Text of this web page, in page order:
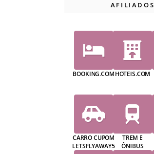
AFILIADOS
BOOKING.COMHOTEIS.COM
CARRO CUPOM
LETSFLYAWAY5
TREM E
ÔNIBUS